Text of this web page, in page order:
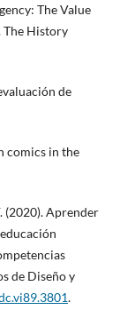
The Value
The History
de
comics in the
(2020). Aprender
de Diseño y
.